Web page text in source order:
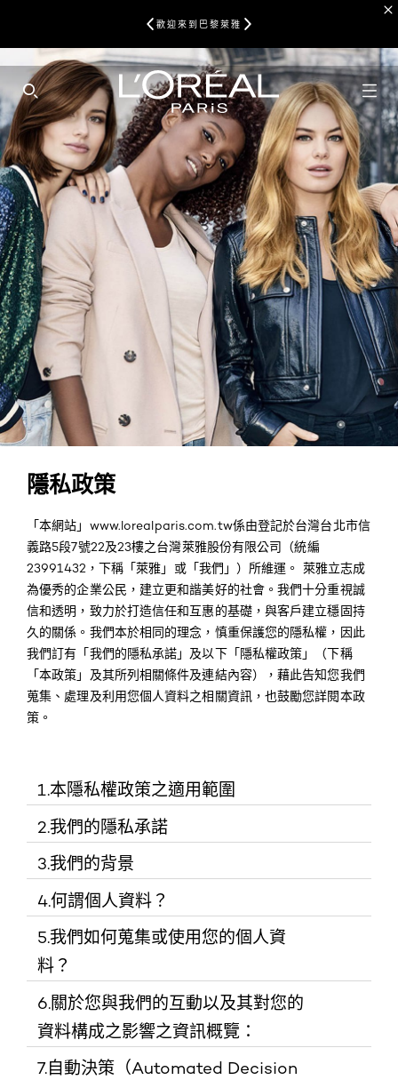
歡迎來到巴黎萊雅
SEARCH THIS SITE
隱私政策
「本網站」www.lorealparis.com.tw係由登記於台灣台北市信
義路5段7號22及23樓之台灣萊雅股份有限公司（統編
23991432，下稱「萊雅」或「我們」）所維運。 萊雅立志成
為優秀的企業公民，建立更和諧美好的社會。我們十分重視誠
信和透明，致力於打造信任和互惠的基礎，與客戶建立穩固持
久的關係。我們本於相同的理念，慎重保護您的隱私權，因此
我們訂有「我們的隱私承諾」及以下「隱私權政策」（下稱
「本政策」及其所列相關條件及連結內容），藉此告知您我們
蒐集、處理及利用您個人資料之相關資訊，也鼓勵您詳閱本政
策。
1.本隱私權政策之適用範圍
「本政策」適用於所有萊雅的品牌及其子公司或關係企業。
您必須年滿十八(18)歲才能在「本網站」提供您的個人資
料。若您未滿十八(18)歲，您必須取得您的父母／法定代理
人之同意。您的父母／法定代理人必須閱讀並了解「本網
站」所有內容並同意您在「本網站」提供個人資料。我們不
會故意蒐集十八(18)歲以下個人之資料。當您繼續使用「本
網站」，表示您的父母／法定代理人已經閱讀並了解「本網
站」內容並同意您在「本網站」輸入您的個人資料。
當您繼續使用「本網站」，即代表您無保留的接受並同意
「本政策」之所有內容。萊雅保留為因應法規變更及其他因
2.我們的隱私承諾
我們尊重您的隱私權及您的選擇
我們確保將隱私及安全內建於我們所從事的
活動中
您得隨時改變您的決定
我們絕不出售您的資料
我們承諾維護您的資料安全，包括只選擇與
3.我們的背景
巴黎萊雅為台灣萊雅股份有限公司旗下品牌之一。台灣萊雅
股份有限公司負責蒐集、處理、利用並管理您與我們分享的
個人資料。本政策所指「萊雅」、「我們」或「我們的」，
即指台灣萊雅股份有限公司。如應適用之個人資料保護相關
資料之控管者。
4.何謂個人資料？
「個人資料」係指任何得以直接（例如您的姓名）或間接
（例如透過獨特編號等經過假名化處理的資料）識別您身分
的單一或多個資料。個人資料包括電郵／住所地址、行動電
話號碼、使用者名稱、個人檔案頭像、個人偏好及購物習
慣、用戶內容、財務及福利資訊、以及身體狀況等。個人資
料亦可能包括一串特殊辨識碼，例如您的IP位址或您行動裝
置的MAC位址，以及cookies。
5.我們如何蒐集或使用您的個人資
料？
我們歡迎您親臨我們的專櫃及瀏覽我們的網站。我們可能透
過我們的網站、本網站、表格、應用程式、裝置、社群媒體
上的品牌頁面或萊雅產品等，蒐集或接收您的資料。有時您
會直接向我們提供資料（例如您建立一個帳號、您與我們聯
6.關於您與我們的互動以及其對您的
資料構成之影響之資訊概覽：
透過哪些互動
我們可向您直接
我們如何及為何可能使用
7.自動決策（Automated Decision